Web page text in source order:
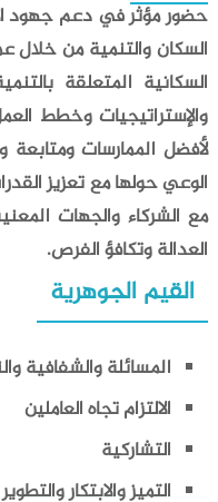
حضور مؤثر في دعم جهود
السكان والتنمية من خلال
السكانية المتعلقة
والإستراتيجيات وخطط
لأفضل الممارسات
الوعي حولها مع تعزيز
مع الشركاء والجهات
العدالة وتكافؤ الفرص.
القيم الجوهرية
المسائلة والشفافية
الالتزام تجاه العاملين
التشاركية
التميزوالابتكار